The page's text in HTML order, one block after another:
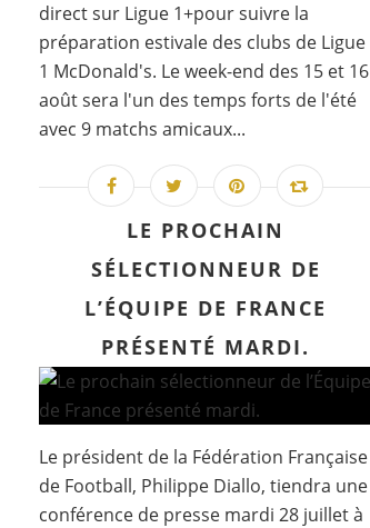
direct sur Ligue 1+pour suivre la
préparation estivale des clubs de Ligue
1 McDonald's. Le week-end des 15 et 16
août sera l'un des temps forts de l'été
avec 9 matchs amicaux...
LE PROCHAIN
SÉLECTIONNEUR DE
L’ÉQUIPE DE FRANCE
PRÉSENTÉ MARDI.
Le président de la Fédération Française
de Football, Philippe Diallo, tiendra une
conférence de presse mardi 28 juillet à